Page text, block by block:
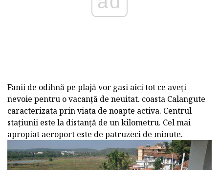
Fanii de odihnă pe plajă vor gasi aici tot ce aveți
nevoie pentru o vacanță de neuitat. coasta Calangute
caracterizata prin viata de noapte activa. Centrul
stațiunii este la distanță de un kilometru. Cel mai
apropiat aeroport este de patruzeci de minute.